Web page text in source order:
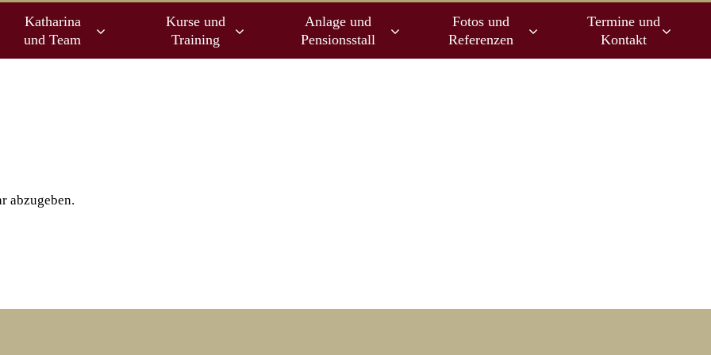
Katharina
und Team
Kurse und
Training
Anlage und
Pensionsstall
Fotos und
Referenzen
Termine und
Kontakt
abzugeben.